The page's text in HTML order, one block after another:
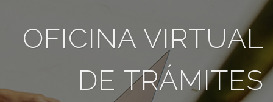
OFICINA VIRTUAL
DE TRÁMITES